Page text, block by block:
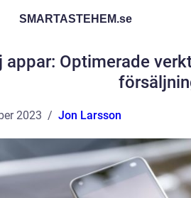
SMARTASTEHEM.se
appar: Optimerade
2023 Jon Larsson